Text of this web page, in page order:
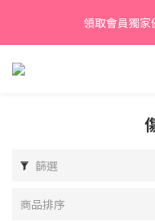
【新會員】即日起至
「
領取會員獨家
【新會員】即日起至
「
篩選
商品排序